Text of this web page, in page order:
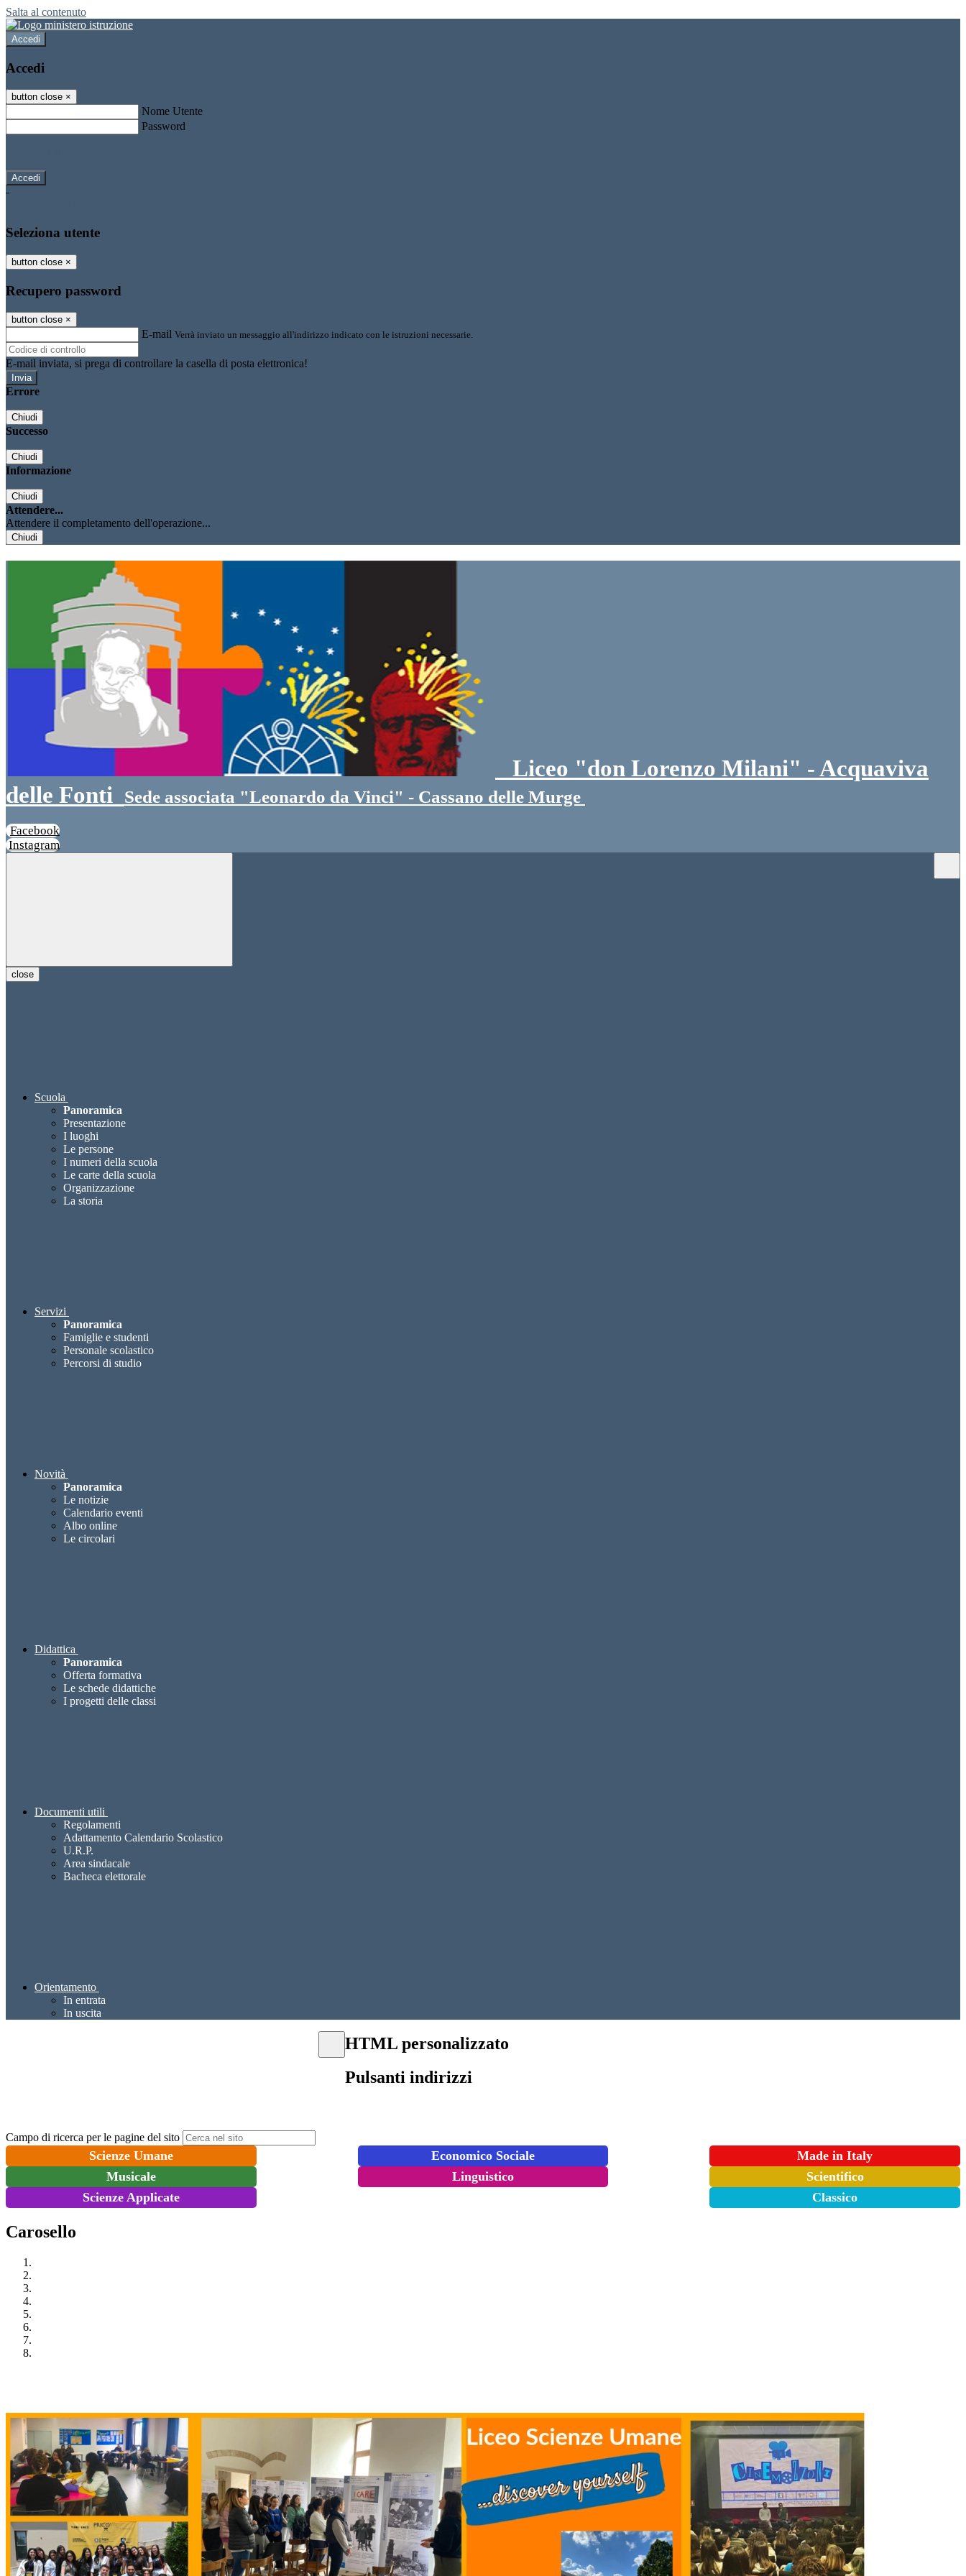
Salta al contenuto
Accedi
Accedi
button close ×
Nome Utente
Password
-
Seleziona utente
button close ×
Recupero password
button close ×
E-mail Verrà inviato un messaggio all'indirizzo indicato con le istruzioni necessarie.
E-mail inviata, si prega di controllare la casella di posta elettronica!
Errore
Chiudi
Successo
Chiudi
Informazione
Chiudi
Attendere...
Attendere il completamento dell'operazione...
Chiudi
Liceo "don Lorenzo Milani" - Acquaviva
delle Fonti
Sede associata "Leonardo da Vinci" - Cassano delle Murge
Facebook
Instagram
close
Scuola
Panoramica
Presentazione
I luoghi
Le persone
I numeri della scuola
Le carte della scuola
Organizzazione
La storia
Servizi
Panoramica
Famiglie e studenti
Personale scolastico
Percorsi di studio
Novità
Panoramica
Le notizie
Calendario eventi
Albo online
Le circolari
Didattica
Panoramica
Offerta formativa
Le schede didattiche
I progetti delle classi
Documenti utili
Regolamenti
Adattamento Calendario Scolastico
U.R.P.
Area sindacale
Bacheca elettorale
Orientamento
In entrata
In uscita
Campo di ricerca per le pagine del sito
HTML personalizzato
Pulsanti indirizzi
Scienze Umane Economico Sociale
Made in Italy
Musicale
Linguistico
Scientifico
Scienze Applicate
Classico
Carosello